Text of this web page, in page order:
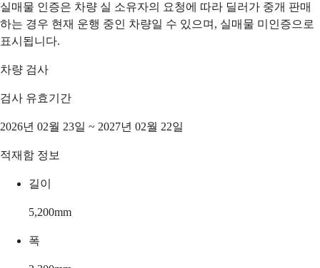
실매물 인증은 차량 실 소유자의 요청에 따라 딜러가 중개 판매
하는 경우 현재 운행 중인 차량일 수 있으며, 실매물 미인증으로
표시됩니다.
차량 검사
검사 유효기간
2026년 02월 23일 ~ 2027년 02월 22일
적재함 정보
길이
5,200mm
폭